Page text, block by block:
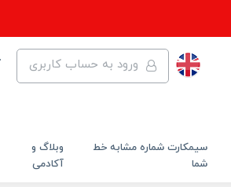
ورود به حساب کاربری
سیمکارت شماره مشابه خط
شما
وبلاگ و
آکادمی